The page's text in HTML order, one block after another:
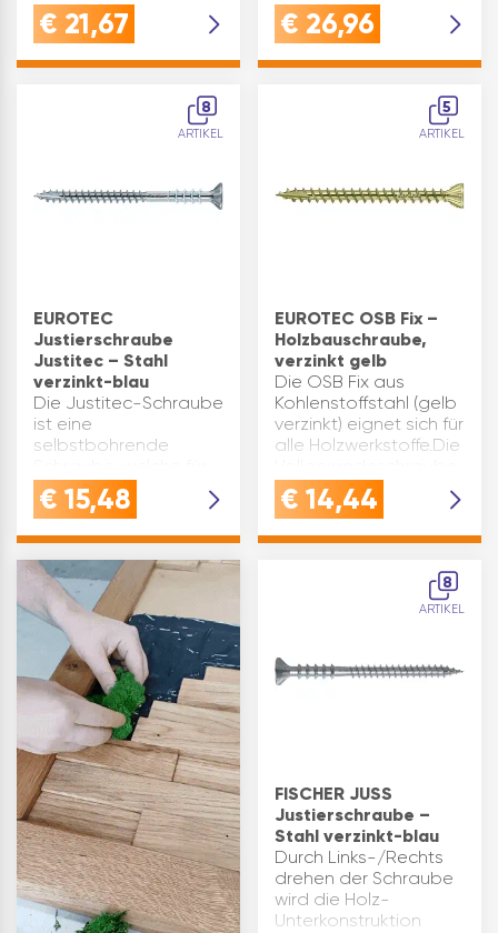
nach Wahl des
Herstellers. DIN: 571
Stahl Kopfform: 6-KT;
Sechskantkopf E(mm):
€ 21,67
wird in den Dübel /
Untergrund
in das Holzanbauteil
€ 26,96
8
ARTIKEL
EUROTEC
Justierschraube
Justitec – Stahl
verzinkt-blau
Die Justitec-Schraube
ist eine
selbstbohrende
Holz-Holz
Verbindungen auf
Montage kann der
Abstand zwischen
dem durchbohrten
Bauteil und dem Vera…
€ 15,48
5
ARTIKEL
EUROTEC OSB Fix –
Holzbauschraube,
verzinkt gelb
Die OSB Fix aus
Kohlenstoffstahl (gelb
verzinkt) eignet sich für
alle Holzwerkstoffe.Die
verfügt über einen 60°
Senkkopf mit
sogenannten Spitze
€ 14,44
8
ARTIKEL
FISCHER JUSS
Justierschraube –
Stahl verzinkt-blau
Durch Links-/Rechts
drehen der Schraube
wird die Holz-
Unterkonstruktion